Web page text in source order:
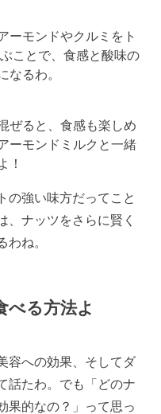
ーモンドやクルミをト
ことで、食感と酸味の
なるわ。
ぜると、食感も楽しめ
ーモンドミルクと一緒
！
の強い味方だってこと
、ナッツをさらに賢く
わね。
べる方法よ
容への効果、そしてダ
話たわ。でも「どのナ
果的なの？」って思っ